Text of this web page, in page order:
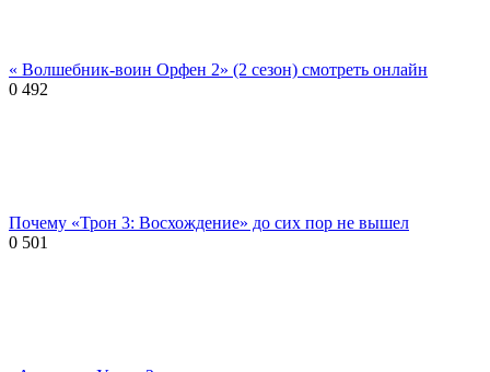
« Волшебник-воин Орфен 2» (2 сезон) смотреть онлайн
0 492
Почему «Трон 3: Восхождение» до сих пор не вышел
0 501